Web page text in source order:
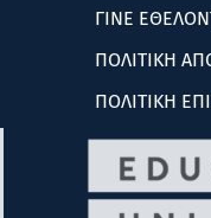
ΓΙΝΕ
ΠΟΛΙΤΙΚΗ
ΠΟΛΙΤΙΚΗ